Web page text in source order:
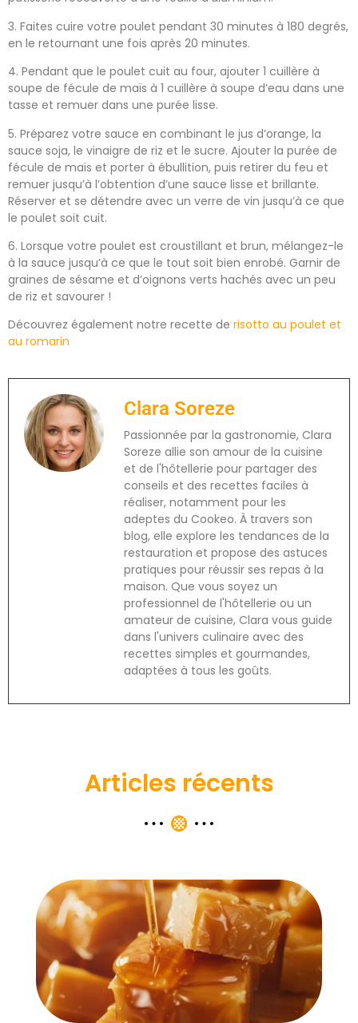
3. Faites cuire votre poulet pendant 30 minutes à 180 degrés,
en le retournant une fois après 20 minutes.
4. Pendant que le poulet cuit au four, ajouter 1 cuillère à
soupe de fécule de maïs à 1 cuillère à soupe d’eau dans une
tasse et remuer dans une purée lisse.
5. Préparez votre sauce en combinant le jus d’orange, la
sauce soja, le vinaigre de riz et le sucre. Ajouter la purée de
fécule de maïs et porter à ébullition, puis retirer du feu et
remuer jusqu’à l’obtention d’une sauce lisse et brillante.
Réserver et se détendre avec un verre de vin jusqu’à ce que
le poulet soit cuit.
6. Lorsque votre poulet est croustillant et brun, mélangez-le
à la sauce jusqu’à ce que le tout soit bien enrobé. Garnir de
graines de sésame et d’oignons verts hachés avec un peu
de riz et savourer !
Découvrez également notre recette de risotto au poulet et
au romarin
Clara Soreze
Passionnée par la gastronomie, Clara
Soreze allie son amour de la cuisine
et de l'hôtellerie pour partager des
conseils et des recettes faciles à
réaliser, notamment pour les
adeptes du Cookeo. À travers son
blog, elle explore les tendances de la
restauration et propose des astuces
pratiques pour réussir ses repas à la
maison. Que vous soyez un
professionnel de l'hôtellerie ou un
amateur de cuisine, Clara vous guide
dans l'univers culinaire avec des
recettes simples et gourmandes,
adaptées à tous les goûts.
Articles récents